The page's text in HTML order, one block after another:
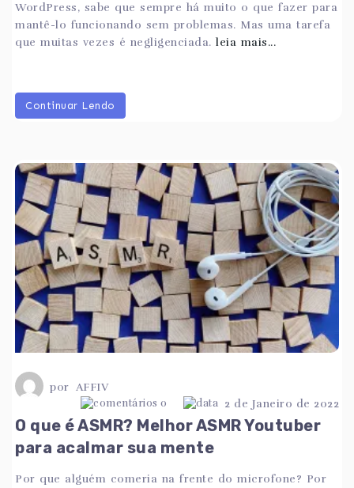
WordPress, sabe que sempre há muito o que fazer para
mantê-lo funcionando sem problemas. Mas uma tarefa
que muitas vezes é negligenciada. leia mais...
Continuar Lendo
por AFFIV
0 2 de Janeiro de 2022
O que é ASMR? Melhor ASMR Youtuber
para acalmar sua mente
Por que alguém comeria na frente do microfone? Por